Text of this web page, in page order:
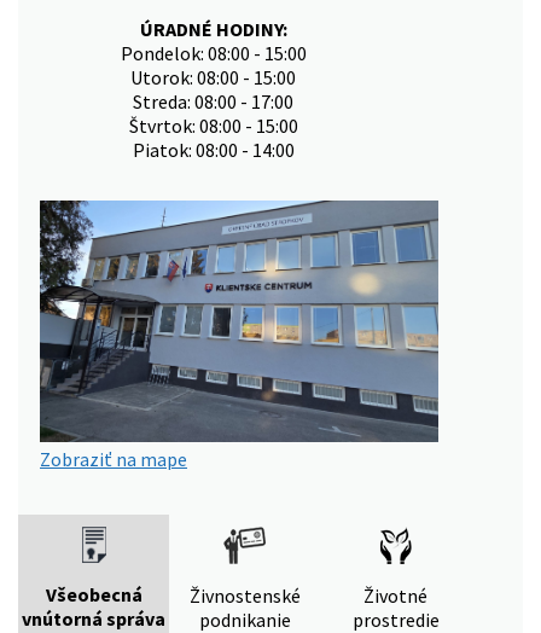
ÚRADNÉ HODINY:
Pondelok: 08:00 - 15:00
Utorok: 08:00 - 15:00
Streda: 08:00 - 17:00
Štvrtok: 08:00 - 15:00
Piatok: 08:00 - 14:00
Zobraziť na mape
Všeobecná
vnútorná správa
Živnostenské
podnikanie
Životné
prostredie